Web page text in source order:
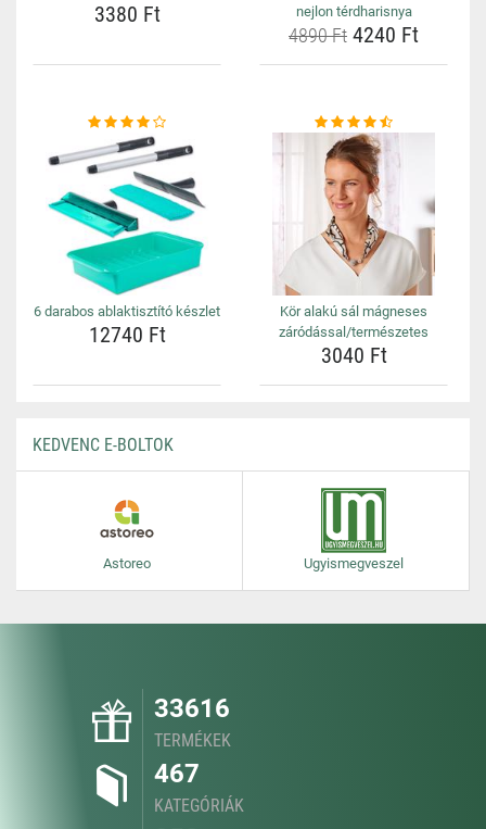
3380 Ft
nejlon térdharisnya
4890 Ft 4240 Ft
6 darabos ablaktisztító készlet
12740 Ft
Kör alakú sál mágneses
záródással/természetes
3040 Ft
KEDVENC E-BOLTOK
Astoreo Ugyismegveszel
33616
TERMÉKEK
467
KATEGÓRIÁK